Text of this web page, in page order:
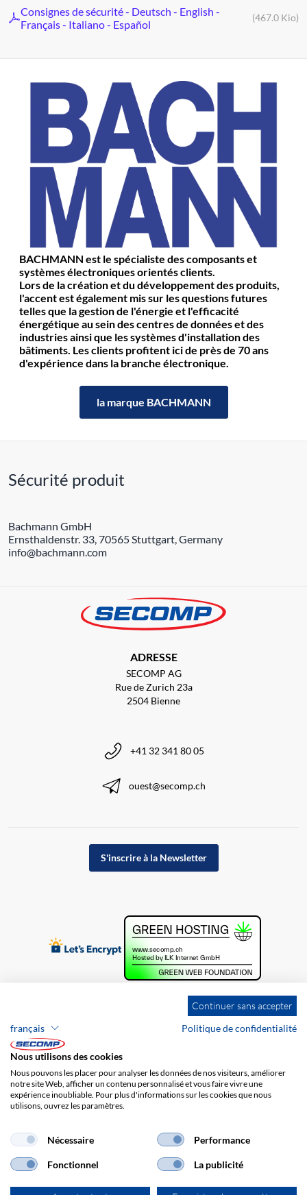
Consignes de sécurité - Deutsch - English -
Français - Italiano - Español
(467.0 Kio)
BACHMANN est le spécialiste des composants et
systèmes électroniques orientés clients.
Lors de la création et du développement des produits,
l'accent est également mis sur les questions futures
telles que la gestion de l'énergie et l'efficacité
énergétique au sein des centres de données et des
industries ainsi que les systèmes d'installation des
bâtiments. Les clients profitent ici de près de 70 ans
d'expérience dans la branche électronique.
la marque BACHMANN
Sécurité produit
Bachmann GmbH
Ernsthaldenstr. 33, 70565 Stuttgart, Germany
info@bachmann.com
ADRESSE
SECOMP AG
Rue de Zurich 23a
2504 Bienne
+41 32 341 80 05
ouest@secomp.ch
S'inscrire à la Newsletter
Brands
Protection des données
Frais de port
Continuer sans accepter
français
Politique de confidentialité
Nous utilisons des cookies
Nous pouvons les placer pour analyser les données de nos visiteurs, améliorer
notre site Web, afficher un contenu personnalisé et vous faire vivre une
expérience inoubliable. Pour plus d'informations sur les cookies que nous
utilisons, ouvrez les paramètres.
Nécessaire Performance
Fonctionnel La publicité